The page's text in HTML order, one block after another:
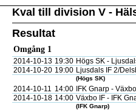
Kval till division V -
Resultat
Omgång 1
2014-10-13 19:30 Högs SK -
2014-10-20 19:00 Ljusdals IF 2/
(Högs SK)
2014-10-11 14:00 IFK Gnarp -
2014-10-18 14:00 Växbo IF - IFK
(IFK Gnarp)